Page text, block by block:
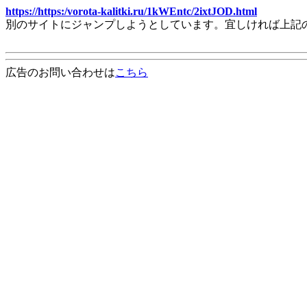
https://https:/vorota-kalitki.ru/1kWEntc/2ixtJOD.html
別のサイトにジャンプしようとしています。宜しければ上
広告のお問い合わせはこちら